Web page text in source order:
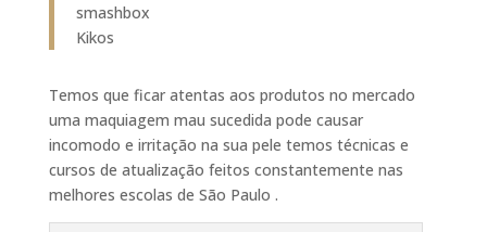
smashbox
Kikos
Temos que ficar atentas aos produtos no mercado
uma maquiagem mau sucedida pode causar
incomodo e irritação na sua pele temos técnicas e
cursos de atualização feitos constantemente nas
melhores escolas de São Paulo .